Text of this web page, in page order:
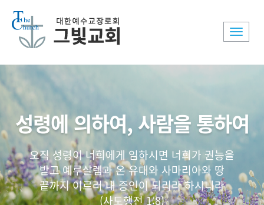
Toggle
성령에 의하여, 사람을 통하여
오직 성령이 너희에게 임하시면 너희가 권능을
받고 예루살렘과 온 유대와 사마리아와 땅
끝까지 이르러 내 증인이 되리라 하시니라
(사도행전 1:8)